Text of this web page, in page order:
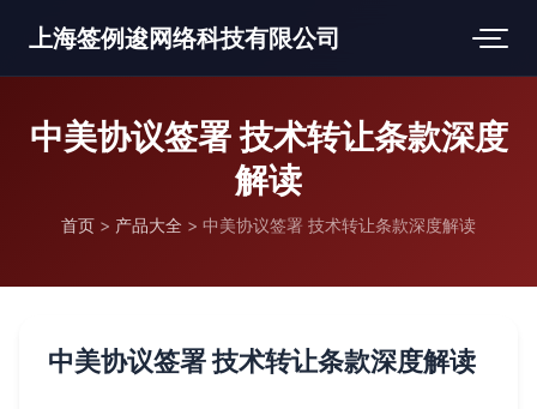
上海签例逡网络科技有限公司
中美协议签署 技术转让条款深度
解读
首页 > 产品大全 > 中美协议签署 技术转让条款深度解读
中美协议签署 技术转让条款深度解读